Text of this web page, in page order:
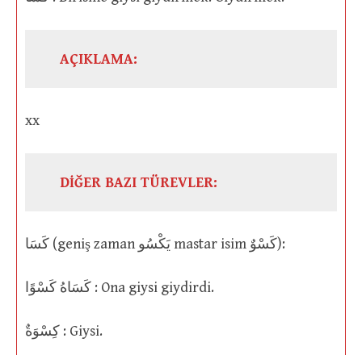
AÇIKLAMA:
xx
DİĞER BAZI TÜREVLER:
كَسَا (geniş zaman يَكْسُو mastar isim كَسْوٌ):
كَسَاهُ كَسْوًا : Ona giysi giydirdi.
كِسْوَةٌ : Giysi.